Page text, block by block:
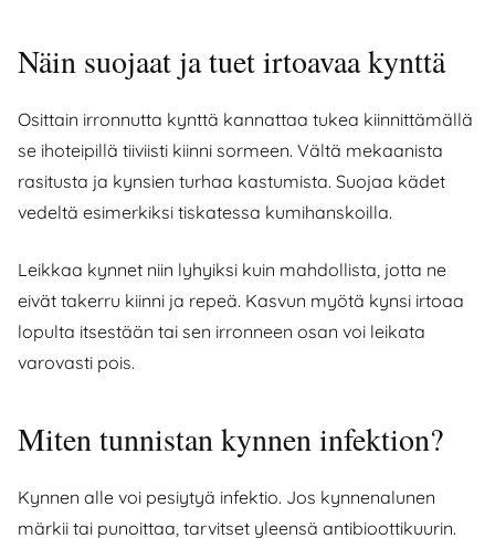
Näin suojaat ja tuet irtoavaa kynttä
Osittain irronnutta kynttä kannattaa tukea kiinnittämällä
se ihoteipillä tiiviisti kiinni sormeen. Vältä mekaanista
rasitusta ja kynsien turhaa kastumista. Suojaa kädet
vedeltä esimerkiksi tiskatessa kumihanskoilla.
Leikkaa kynnet niin lyhyiksi kuin mahdollista, jotta ne
eivät takerru kiinni ja repeä. Kasvun myötä kynsi irtoaa
lopulta itsestään tai sen irronneen osan voi leikata
varovasti pois.
Miten tunnistan kynnen infektion?
Kynnen alle voi pesiytyä infektio. Jos kynnenalunen
märkii tai punoittaa, tarvitset yleensä antibioottikuurin.